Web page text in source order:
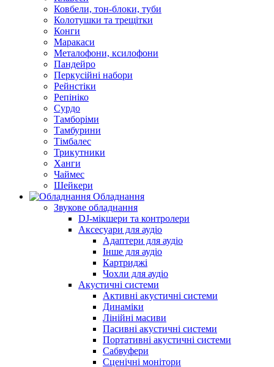
Ковбели, тон-блоки, туби
Колотушки та трещітки
Конги
Маракаси
Металофони, ксилофони
Пандейро
Перкусійні набори
Рейнстіки
Репініко
Сурдо
Тамборіми
Тамбурини
Тімбалес
Трикутники
Ханги
Чаймес
Шейкери
Обладнання
Звукове обладнання
DJ-мікшери та контролери
Аксесуари для аудіо
Адаптери для аудіо
Інше для аудіо
Картриджі
Чохли для аудіо
Акустичні системи
Активні акустичні системи
Динаміки
Лінійні масиви
Пасивні акустичні системи
Портативні акустичні системи
Сабвуфери
Сценічні монітори